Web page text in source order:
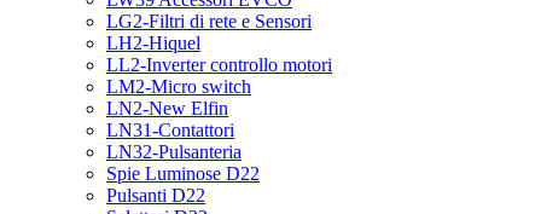
LG2-Filtri di rete e Sensori
LH2-Hiquel
LL2-Inverter controllo motori
LM2-Micro switch
LN2-New Elfin
LN31-Contattori
LN32-Pulsanteria
Spie Luminose D22
Pulsanti D22